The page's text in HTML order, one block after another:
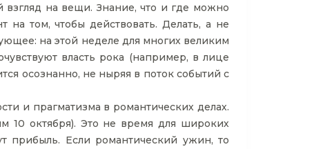
взгляд на вещи. Знание, что и где можно
на том, чтобы действовать. Делать, а не
на этой неделе для многих великим
власть рока (например, в лице
осознанно, не ныряя в поток событий с
и прагматизма в романтических делах.
10 октября). Это не время для широких
прибыль. Если романтический ужин, то